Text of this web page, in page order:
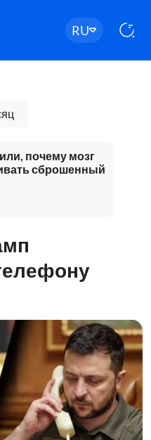
RU
почему мозг
сброшенный